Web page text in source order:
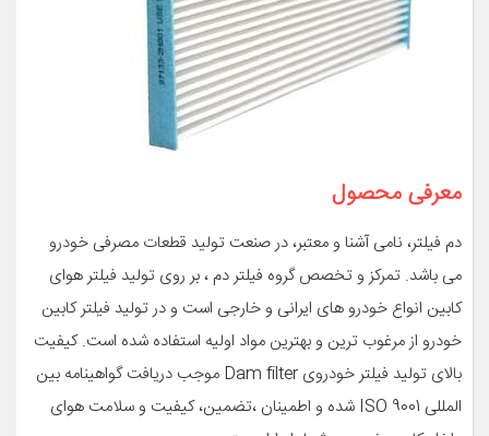
معرفی محصول
دم فیلتر، نامی آشنا و معتبر، در صنعت تولید قطعات مصرفی خودرو
می باشد. تمرکز و تخصص گروه فیلتر دم ، بر روی تولید فیلتر هوای
کابین انواع خودرو های ایرانی و خارجی است و در تولید فیلتر کابین
خودرو از مرغوب ترین و بهترین مواد اولیه استفاده شده است. کیفیت
بالای تولید فیلتر خودروی Dam filter موجب دریافت گواهینامه بین
المللی ISO 9001 شده و اطمینان ،تضمین، کیفیت و سلامت هوای